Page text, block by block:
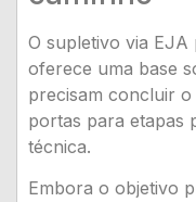
O supletivo via
oferece uma base
precisam concluir
portas para etapas
técnica.
Embora o objetivo